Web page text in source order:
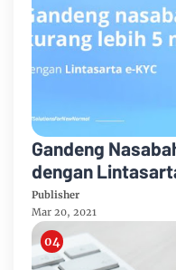
Gandeng
dengan
Publisher
Mar 20, 2021